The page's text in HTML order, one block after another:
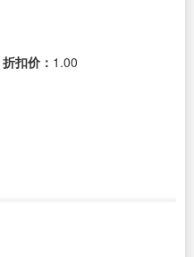
折扣价： 1.00